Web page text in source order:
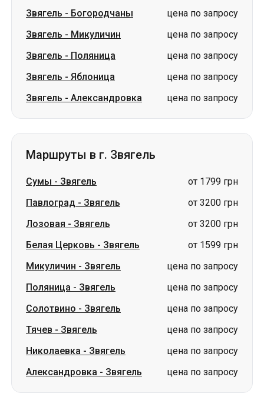
Звягель - Богородчаны
цена по запросу
Звягель - Микуличин
цена по запросу
Звягель - Поляница
цена по запросу
Звягель - Яблоница
цена по запросу
Звягель - Александровка цена по запросу
Маршруты в г. Звягель
Сумы - Звягель
от 1799 грн
Павлоград - Звягель
от 3200 грн
Лозовая - Звягель
от 3200 грн
Белая Церковь - Звягель
от 1599 грн
Микуличин - Звягель
цена по запросу
Поляница - Звягель
цена по запросу
Солотвино - Звягель
цена по запросу
Тячев - Звягель
цена по запросу
Николаевка - Звягель
цена по запросу
Александровка - Звягель цена по запросу